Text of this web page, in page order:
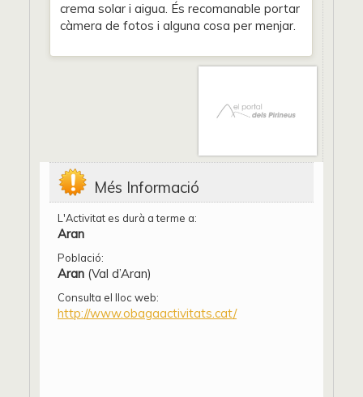
crema solar i aigua. És recomanable portar
càmera de fotos i alguna cosa per menjar.
Més Informació
L'Activitat es durà a terme a:
Aran
Població:
Aran (Val d’Aran)
Consulta el lloc web:
http://www.obagaactivitats.cat/